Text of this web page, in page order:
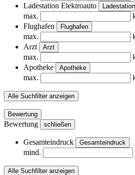
Ladestation Elektroauto
max.
Flughafen
Flughafen
max.
Arzt
Arzt
max.
Apotheke
Apotheke
max.
Alle Suchfilter anzeigen
Bewertung
Bewertung schließen
Gesamteindruck Gesamteindruck
mind.
Alle Suchfilter anzeigen